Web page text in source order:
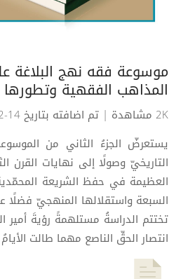
موسوعة فقه نهج البلاغة
المذاهب الفقهية وتطورها
2K مشاهدة
| تم اضافته بتاريخ 14-12-2025
يستعرضّ الجزءُ الثاني من
التاريخيّ وصولًا إلى نهايات القرن
العظيمة في حفظ الشريعة
السبعة واستقلالها المنهجيّ فضلًا
تختتم الدراسةُ مستلهمةً رؤيةَ أمير
انتصار الحقِّ الناصع مهما طالت